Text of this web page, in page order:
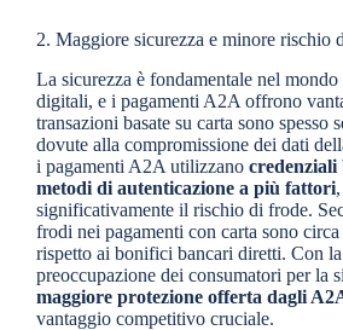
2. Maggiore sicurezza e minore rischio
La sicurezza è fondamentale nel mondo
digitali, e i pagamenti A2A offrono
transazioni basate su carta sono spesso
dovute alla compromissione dei dati
i pagamenti A2A utilizzano credenziali
metodi di autenticazione a più fattori
significativamente il rischio di frode.
frodi nei pagamenti con carta sono
rispetto ai bonifici bancari diretti. Con la
preoccupazione dei consumatori per la
maggiore protezione offerta dagli
vantaggio competitivo cruciale.